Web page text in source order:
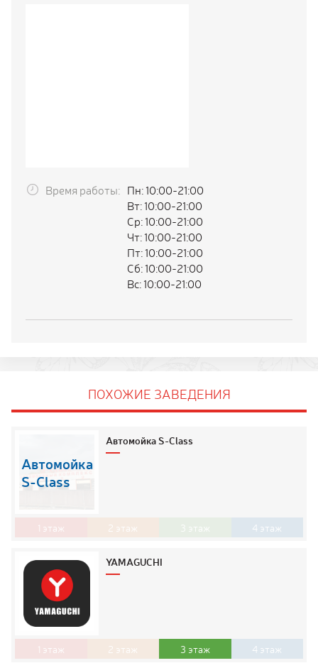
Время работы: Пн: 10:00-21:00
Вт: 10:00-21:00
Ср: 10:00-21:00
Чт: 10:00-21:00
Пт: 10:00-21:00
Сб: 10:00-21:00
Вс: 10:00-21:00
ПОХОЖИЕ ЗАВЕДЕНИЯ
Автомойка
S-Class
Автомойка S-Class
1 этаж 2 этаж 3 этаж 4 этаж
YAMAGUCHI
1 этаж 2 этаж 3 этаж 4 этаж